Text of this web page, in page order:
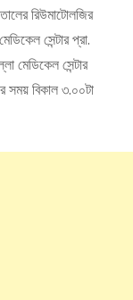
রিউমাটোলজির
সেন্টার প্রা.
মেডিকেল সেন্টার
সময় বিকাল ৩.০০টা